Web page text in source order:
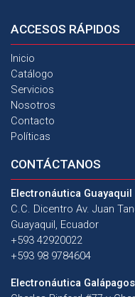
ACCESOS RÁPIDOS
Inicio
Catálogo
Servicios
Nosotros
Contacto
Políticas
CONTÁCTANOS
Electronáutica Guayaquil
C.C. Dicentro Av. Juan
Guayaquil, Ecuador
+593 42920022
+593 98 9784604
Electronáutica Galápagos